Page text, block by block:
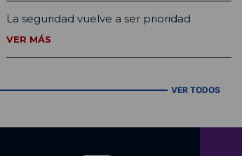
La seguridad vuelve a ser prioridad
VER MÁS
VER TODOS